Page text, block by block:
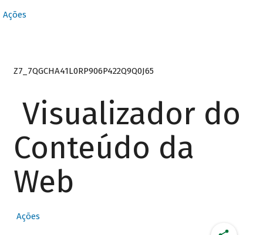
Ações
Z7_7QGCHA41L0RP906P422Q9Q0J65
Visualizador do
Conteúdo da
Web
Ações